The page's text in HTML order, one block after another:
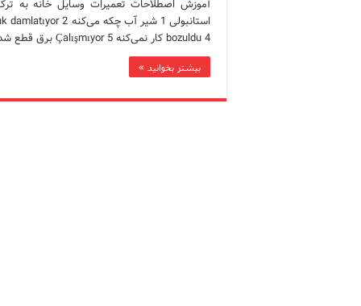
آموزش اصطلاحات تعمیرات وسایل خانه به
bozuldu 4 کار نمی‌کنه Çalışmıyor 5 برق قطع شده Elektrik yok 6 آب قطع …
بیشتر بخوانید »